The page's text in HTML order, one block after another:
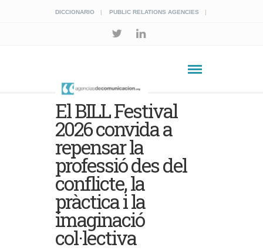
DICCIONARIO PUBLIC RELATIONS AGENCIES
El BILL Festival
2026 convida a
repensar la
professió des del
conflicte, la
pràctica i la
imaginació
col·lectiva